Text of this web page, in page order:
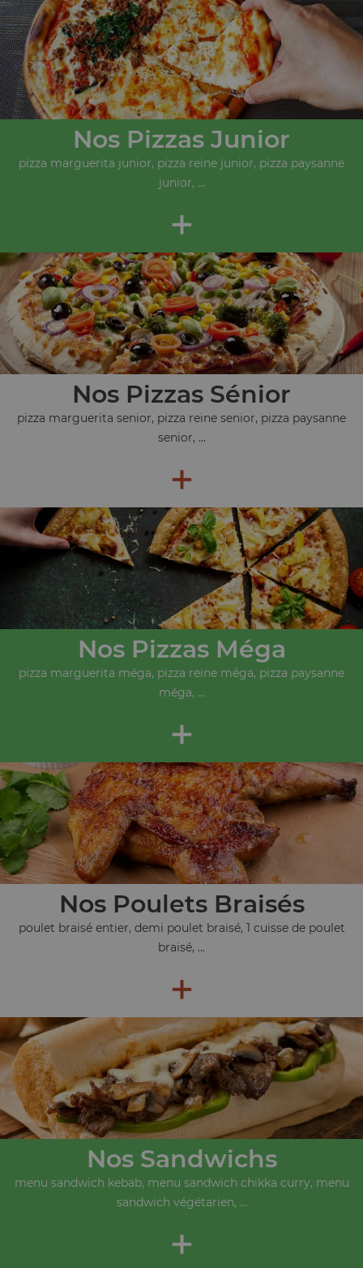
Nos Pizzas Junior
pizza marguerita junior, pizza reine junior, pizza paysanne
junior, ...
+
Nos Pizzas Sénior
pizza marguerita senior, pizza reine senior, pizza paysanne
senior, ...
+
Nos Pizzas Méga
pizza marguerita méga, pizza reine méga, pizza paysanne
méga, ...
+
Nos Poulets Braisés
poulet braisé entier, demi poulet braisé, 1 cuisse de poulet
braisé, ...
+
Nos Sandwichs
menu sandwich kebab, menu sandwich chikka curry, menu
sandwich végétarien, ...
+